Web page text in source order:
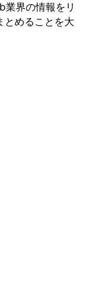
業界の情報をリ
とめることを大